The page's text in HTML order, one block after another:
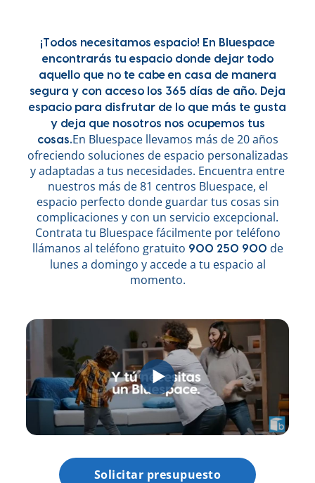
¡Todos necesitamos espacio! En Bluespace
encontrarás tu espacio donde dejar todo
aquello que no te cabe en casa de manera
segura y con acceso los 365 días de año. Deja
espacio para disfrutar de lo que más te gusta
y deja que nosotros nos ocupemos tus
cosas.En Bluespace llevamos más de 20 años
ofreciendo soluciones de espacio personalizadas
y adaptadas a tus necesidades. Encuentra entre
nuestros más de 81 centros Bluespace, el
espacio perfecto donde guardar tus cosas sin
complicaciones y con un servicio excepcional.
Contrata tu Bluespace fácilmente por teléfono
llámanos al teléfono gratuito 900 250 900 de
lunes a domingo y accede a tu espacio al
momento.
Solicitar presupuesto